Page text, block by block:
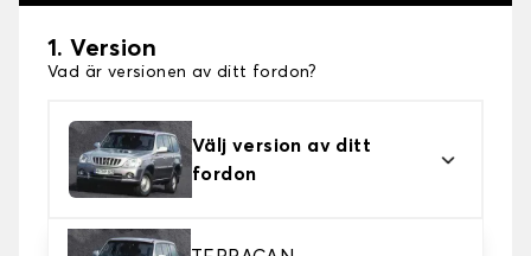
1. Version
Vad är versionen av ditt fordon?
Välj version av ditt
fordon